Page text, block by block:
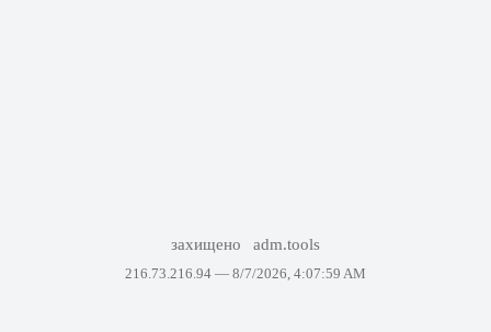
захищено adm.tools
216.73.216.94 — 8/7/2026, 4:07:59 AM